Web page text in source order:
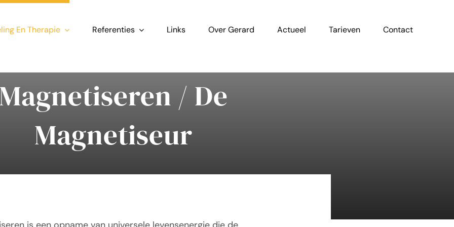
En Therapie Referenties Links Over Gerard Actueel Tarieven Contact
Magnetiseren / De
Magnetiseur